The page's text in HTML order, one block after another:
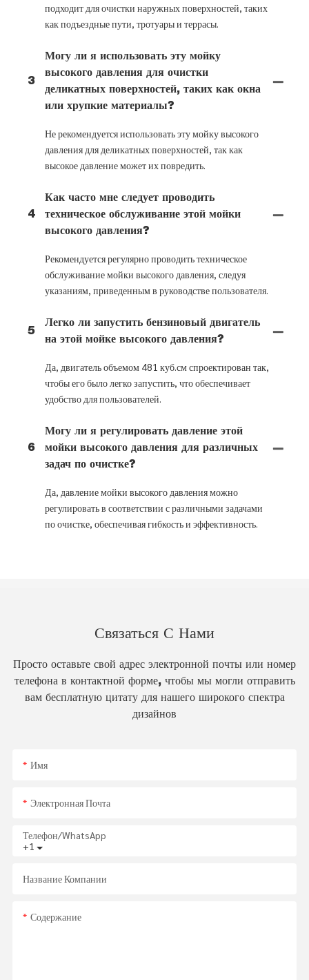
подходит для очистки наружных поверхностей, таких
как подъездные пути, тротуары и террасы.
3
Могу ли я использовать эту мойку
высокого давления для очистки
деликатных поверхностей, таких как окна
или хрупкие материалы?
Не рекомендуется использовать эту мойку высокого
давления для деликатных поверхностей, так как
высокое давление может их повредить.
4
Как часто мне следует проводить
техническое обслуживание этой мойки
высокого давления?
Рекомендуется регулярно проводить техническое
обслуживание мойки высокого давления, следуя
указаниям, приведенным в руководстве пользователя.
5
Легко ли запустить бензиновый двигатель
на этой мойке высокого давления?
Да, двигатель объемом 481 куб.см спроектирован так,
чтобы его было легко запустить, что обеспечивает
удобство для пользователей.
6
Могу ли я регулировать давление этой
мойки высокого давления для различных
задач по очистке?
Да, давление мойки высокого давления можно
регулировать в соответствии с различными задачами
по очистке, обеспечивая гибкость и эффективность.
Связаться С Нами
Просто оставьте свой адрес электронной почты или номер
телефона в контактной форме, чтобы мы могли отправить
вам бесплатную цитату для нашего широкого спектра
дизайнов
Имя
Электронная Почта
+1
Телефон/WhatsApp
Название Компании
Содержание